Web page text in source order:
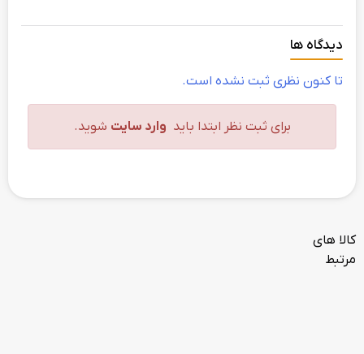
دیدگاه ها
تا کنون نظری ثبت نشده است.
برای ثبت نظر ابتدا باید وارد سایت شوید.
کالا های
مرتبط